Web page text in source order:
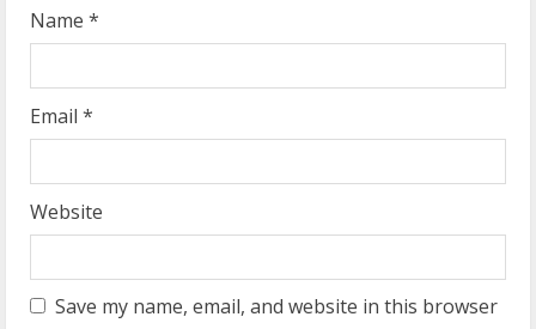
Name *
Email *
Website
Save my name, email, and website in this browser